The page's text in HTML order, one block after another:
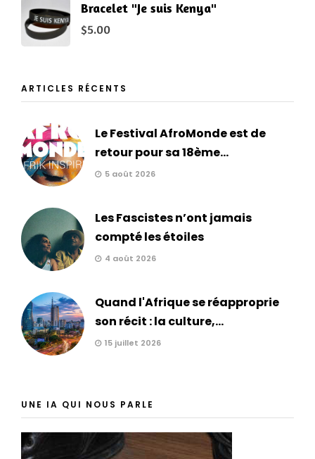
Bracelet "Je suis Kenya"
$5.00
ARTICLES RÉCENTS
Le Festival AfroMonde est de
retour pour sa 18ème...
5 août 2026
Les Fascistes n’ont jamais
compté les étoiles
4 août 2026
Quand l'Afrique se réapproprie
son récit : la culture,...
15 juillet 2026
UNE IA QUI NOUS PARLE